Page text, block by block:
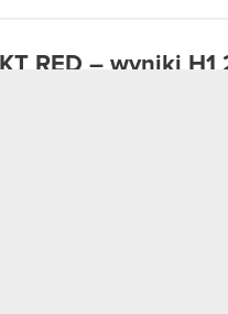
RED – wyniki H1